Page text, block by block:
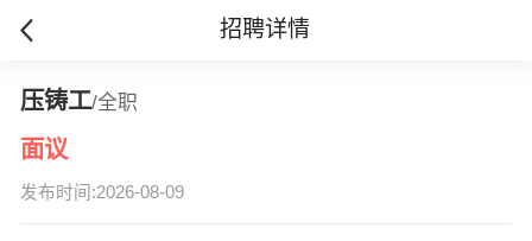
招聘详情
压铸工/全职
面议
发布时间:2026-08-09